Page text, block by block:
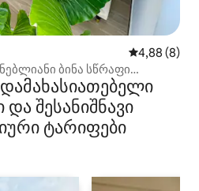
საშუალო
4,88 (8)
ბინა სწრაფი
შესანიშნავი
ტარიფები